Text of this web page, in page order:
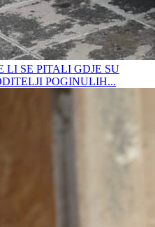
LI SE PITALI GDJE SU
POGINULIH...